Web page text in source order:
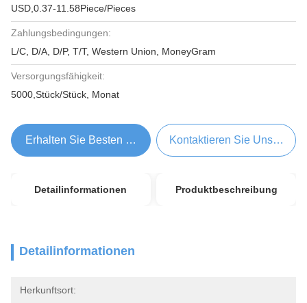
USD,0.37-11.58Piece/Pieces
Zahlungsbedingungen:
L/C, D/A, D/P, T/T, Western Union, MoneyGram
Versorgungsfähigkeit:
5000,Stück/Stück, Monat
Erhalten Sie Besten Preis Kontaktieren Sie Uns Jetzt
Detailinformationen Produktbeschreibung
Detailinformationen
Herkunftsort: